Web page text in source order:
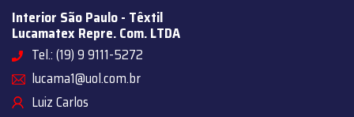
Interior São Paulo - Têxtil
Lucamatex Repre. Com. LTDA
Tel.: (19) 9 9111-5272
lucama1@uol.com.br
Luiz Carlos